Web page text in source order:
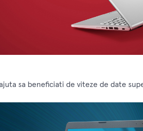
sa beneficiati de viteze de date